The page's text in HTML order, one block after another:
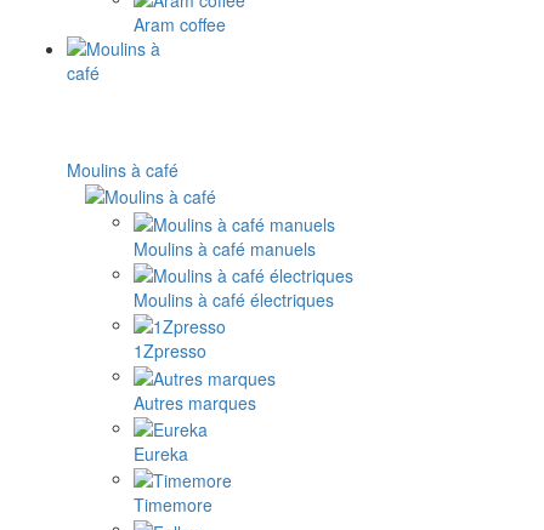
Aram coffee
Moulins à café
Moulins à café manuels
Moulins à café électriques
1Zpresso
Autres marques
Eureka
Timemore